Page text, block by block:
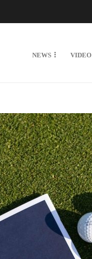
NEWS VIDEO